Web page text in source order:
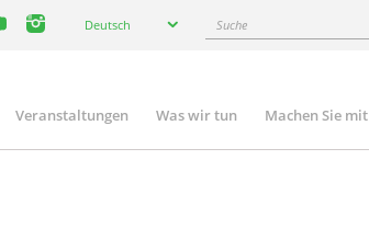
Deutsch Suche
Veranstaltungen Was wir tun Machen Sie mit